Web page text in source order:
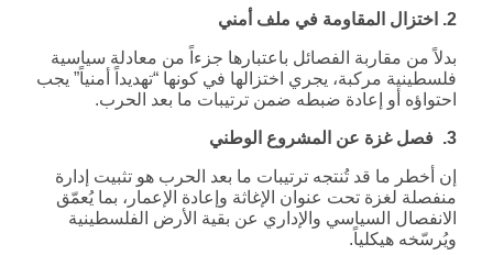
2. اختزال المقاومة في ملف أمني
بدلاً من مقاربة الفصائل باعتبارها جزءاً من معادلة سياسية
فلسطينية مركبة، يجري اختزالها في كونها “تهديداً أمنياً” يجب
احتواؤه أو إعادة ضبطه ضمن ترتيبات ما بعد الحرب.
3. فصل غزة عن المشروع الوطني
إن أخطر ما قد تُنتجه ترتيبات ما بعد الحرب هو تثبيت إدارة
منفصلة لغزة تحت عنوان الإغاثة وإعادة الإعمار، بما يُعمّق
الانفصال السياسي والإداري عن بقية الأرض الفلسطينية
ويُرسّخه هيكلياً.